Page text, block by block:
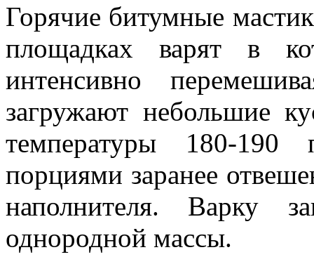
Горячие битумные
площадках варят в
интенсивно
загружают небольшие
температуры 180-190
порциями заранее
наполнителя. Варку
однородной массы.